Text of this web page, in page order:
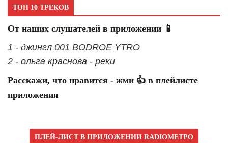
ТОП 10 ТРЕКОВ
От наших слушателей в приложении 📱
1 - джингл 001 BODROE YTRO
2 - ольга краснова - реки
Расскажи, что нравится - жми 👍 в плейлисте
приложения
ПЛЕЙ-ЛИСТ В ПРИЛОЖЕНИИ RADIOМЕТРО